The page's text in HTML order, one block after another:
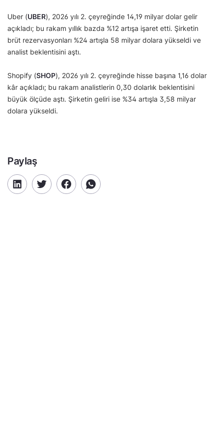
Uber (UBER), 2026 yılı 2. çeyreğinde 14,19 milyar dolar gelir
açıkladı; bu rakam yıllık bazda %12 artışa işaret etti. Şirketin
brüt rezervasyonları %24 artışla 58 milyar dolara yükseldi ve
analist beklentisini aştı.
Shopify (SHOP), 2026 yılı 2. çeyreğinde hisse başına 1,16 dolar
kâr açıkladı; bu rakam analistlerin 0,30 dolarlık beklentisini
büyük ölçüde aştı. Şirketin geliri ise %34 artışla 3,58 milyar
dolara yükseldi.
Paylaş